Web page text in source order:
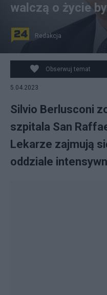
walczą o życie
Redakcja
Obserwuj temat
5.04.2023
Silvio Berlusconi
szpitala San
Lekarze zajmują
oddziale